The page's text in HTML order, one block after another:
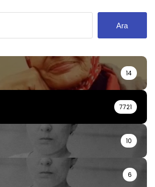
Ara
14
7721
10
6